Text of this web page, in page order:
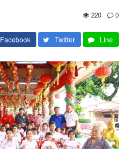
220
0
Facebook Twitter Line